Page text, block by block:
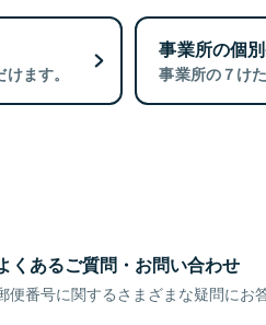
ます。
事業所の個
事業所の７け
くあるご質問・お問い合わせ
便番号に関するさまざまな疑問にお